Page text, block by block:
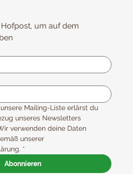
um auf dem
Mailing-Liste erlärst du
unseres Newsletters
verwenden deine Daten
unserer
*
Abonnieren